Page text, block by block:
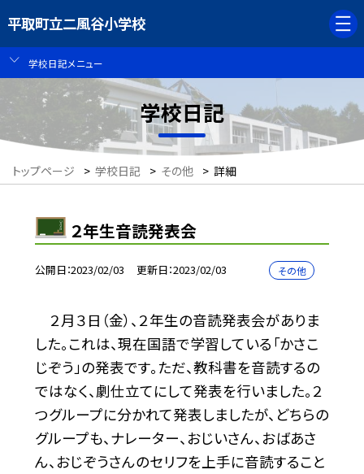
平取町立二風谷小学校
学校日記メニュー
学校日記
トップページ > 学校日記 > その他 > 詳細
２年生音読発表会
公開日 2023/02/03 更新日 2023/02/03 その他
２月３日（金）、２年生の音読発表会がありま
した。これは、現在国語で学習している「かさこ
じぞう」の発表です。ただ、教科書を音読するの
ではなく、劇仕立てにして発表を行いました。２
つグループに分かれて発表しましたが、どちらの
グループも、ナレーター、おじいさん、おばあさ
ん、おじぞうさんのセリフを上手に音読すること